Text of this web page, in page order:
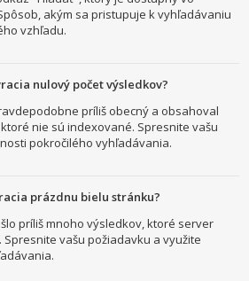
akým sa pristupuje k vyhľadávaniu
vzhľadu.
nulový počet výsledkov?
príliš obecný a obsahoval
nie sú indexované. Spresnite vašu
pokročilého vyhľadávania.
prázdnu bielu stránku?
príliš mnoho výsledkov, ktoré server
vašu požiadavku a využite